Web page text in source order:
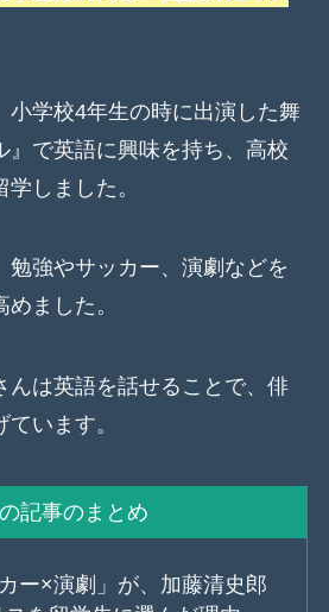
小学校4年生の時に出演した舞
』で英語に興味を持ち、高校
しました。
勉強やサッカー、演劇などを
ました。
んは英語を話せることで、俳
います。
記事のまとめ
ー×演劇」が、加藤清史郎